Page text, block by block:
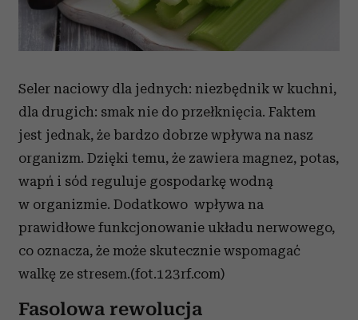
Seler naciowy dla jednych: niezbędnik w kuchni,
dla drugich: smak nie do przełknięcia. Faktem
jest jednak, że bardzo dobrze wpływa na nasz
organizm. Dzięki temu, że zawiera magnez, potas,
wapń i sód reguluje gospodarkę wodną
w organizmie. Dodatkowo wpływa na
prawidłowe funkcjonowanie układu nerwowego,
co oznacza, że może skutecznie wspomagać
walkę ze stresem.(fot.123rf.com)
Fasolowa rewolucja